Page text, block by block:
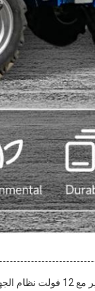
ملم عجلة.